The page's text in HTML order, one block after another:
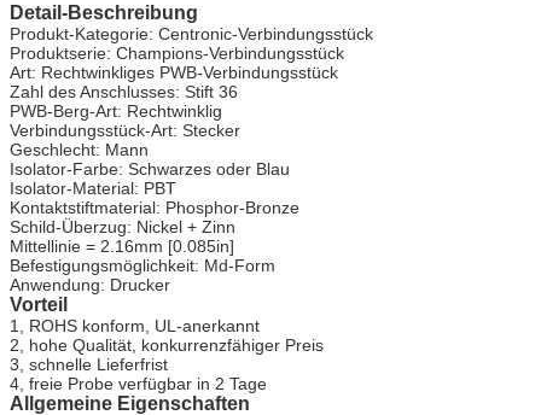
Detail-Beschreibung
Produkt-Kategorie: Centronic-Verbindungsstück
Produktserie: Champions-Verbindungsstück
Art: Rechtwinkliges PWB-Verbindungsstück
Zahl des Anschlusses: Stift 36
PWB-Berg-Art: Rechtwinklig
Verbindungsstück-Art: Stecker
Geschlecht: Mann
Isolator-Farbe: Schwarzes oder Blau
Isolator-Material: PBT
Kontaktstiftmaterial: Phosphor-Bronze
Schild-Überzug: Nickel + Zinn
Mittellinie = 2.16mm [0.085in]
Befestigungsmöglichkeit: Md-Form
Anwendung: Drucker
Vorteil
1, ROHS konform, UL-anerkannt
2, hohe Qualität, konkurrenzfähiger Preis
3, schnelle Lieferfrist
4, freie Probe verfügbar in 2 Tage
Allgemeine Eigenschaften